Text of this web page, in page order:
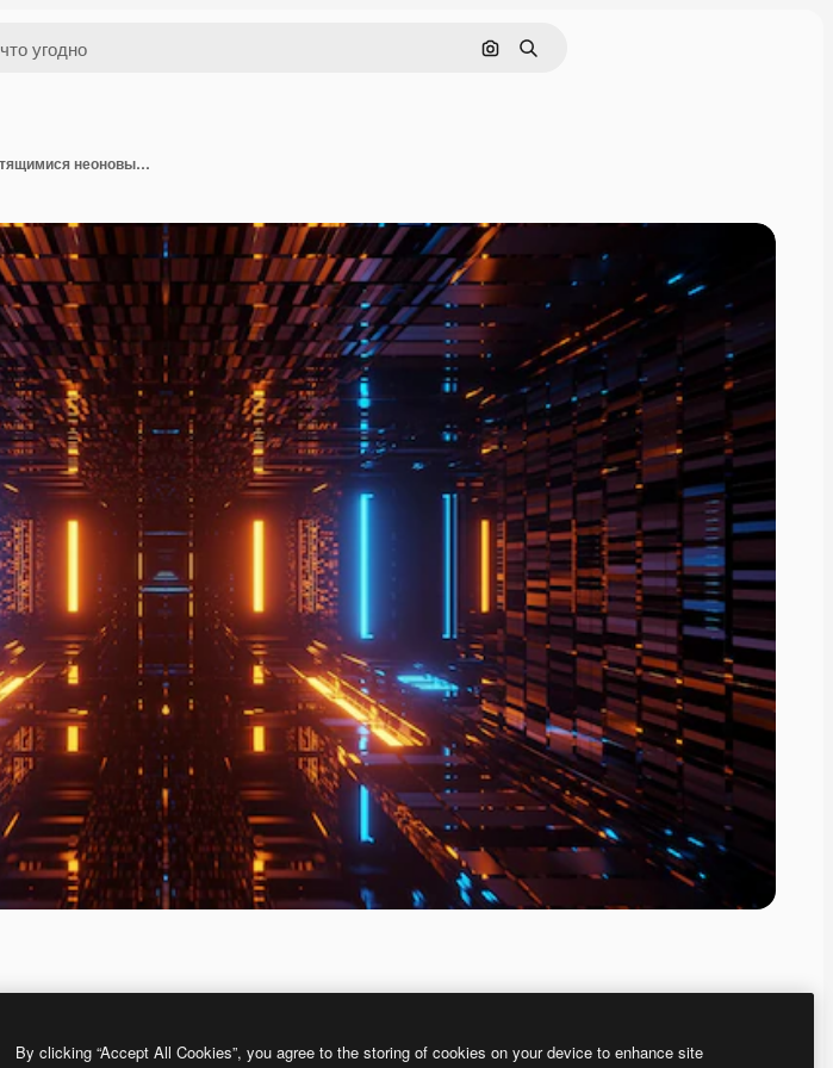
Поиск по изображению
Поиск
Рендеринг абстрактного футуристического фона с светящимися неоновыми синими и оранжевыми огнями
By clicking “Accept All Cookies”, you agree to the storing of cookies on your device to enhance site